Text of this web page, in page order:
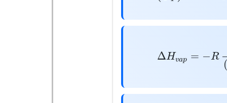
ΔHvap = −R
(